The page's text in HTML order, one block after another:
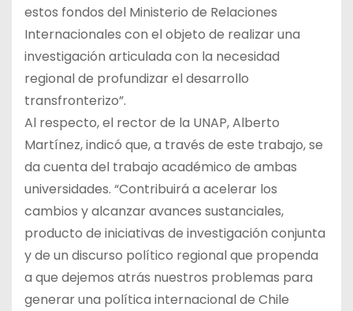
estos fondos del Ministerio de Relaciones
Internacionales con el objeto de realizar una
investigación articulada con la necesidad
regional de profundizar el desarrollo
transfronterizo”.
Al respecto, el rector de la UNAP, Alberto
Martínez, indicó que, a través de este trabajo, se
da cuenta del trabajo académico de ambas
universidades. “Contribuirá a acelerar los
cambios y alcanzar avances sustanciales,
producto de iniciativas de investigación conjunta
y de un discurso político regional que propenda
a que dejemos atrás nuestros problemas para
generar una política internacional de Chile